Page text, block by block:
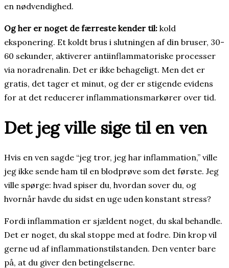
en nødvendighed.
Og her er noget de færreste kender til: kold
eksponering. Et koldt brus i slutningen af din bruser, 30-
60 sekunder, aktiverer antiinflammatoriske processer
via noradrenalin. Det er ikke behageligt. Men det er
gratis, det tager et minut, og der er stigende evidens
for at det reducerer inflammationsmarkører over tid.
Det jeg ville sige til en ven
Hvis en ven sagde “jeg tror, jeg har inflammation,” ville
jeg ikke sende ham til en blodprøve som det første. Jeg
ville spørge: hvad spiser du, hvordan sover du, og
hvornår havde du sidst en uge uden konstant stress?
Fordi inflammation er sjældent noget, du skal behandle.
Det er noget, du skal stoppe med at fodre. Din krop vil
gerne ud af inflammationstilstanden. Den venter bare
på, at du giver den betingelserne.